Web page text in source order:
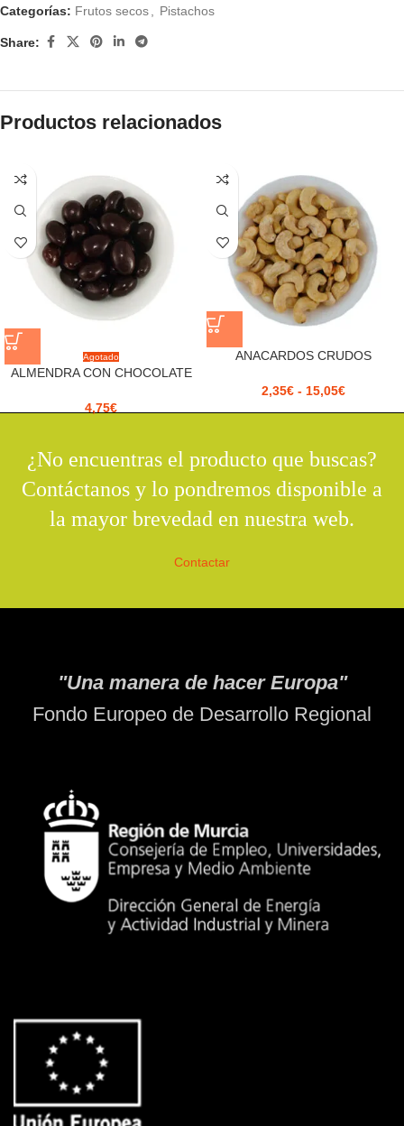
Categorías: Frutos secos, Pistachos
Share:
Productos relacionados
Agotado
ALMENDRA CON CHOCOLATE
4,75€
ANACARDOS CRUDOS
2,35€ - 15,05€
¿No encuentras el producto que buscas?
Contáctanos y lo pondremos disponible a
la mayor brevedad en nuestra web.
Contactar
"Una manera de hacer Europa"
Fondo Europeo de Desarrollo Regional